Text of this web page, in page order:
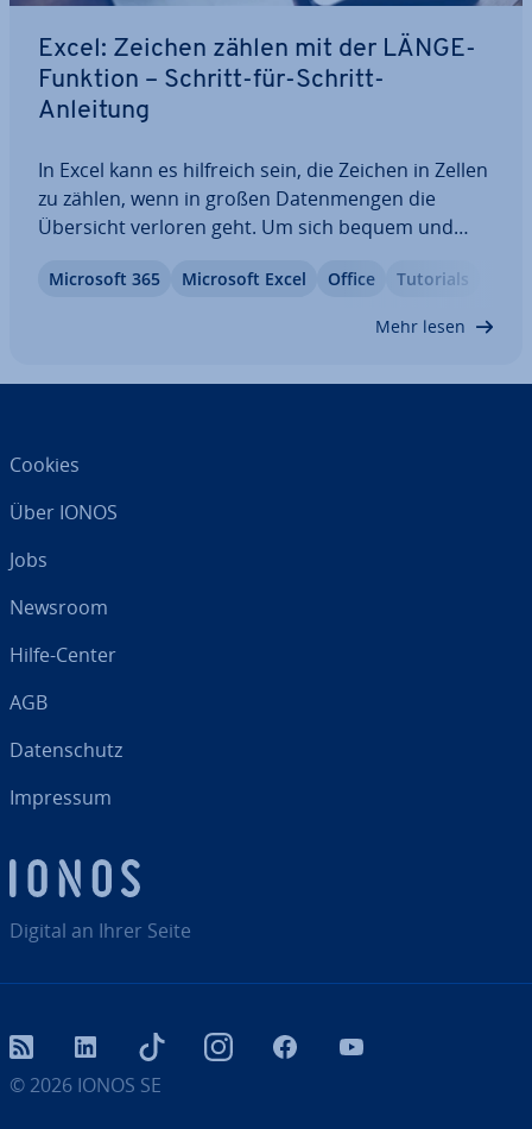
Excel: Zeichen zählen mit der LÄNGE-
Funktion – Schritt-für-Schritt-
Anleitung
In Excel kann es hilfreich sein, die Zeichen in Zellen
zu zählen, wenn in großen Da­ten­men­gen die
Übersicht verloren geht. Um sich bequem und
zu ver­schaf­fen, bietet die Ta­bel­len­kal­ku­la­ti­on die
Microsoft 365 Microsoft Excel Office Tutorials
Mehr lesen
Digital an Ihrer Seite
Cookies
Über IONOS
Jobs
Newsroom
Hilfe-Center
AGB
Da­ten­schutz
Impressum
© 2026 IONOS SE
RSS LinkedIn tiktok InstagramFacebook